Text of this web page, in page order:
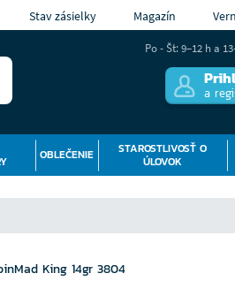
Stav zásielky Magazín
a
OBLEČENIE
STAROSTLIVOSŤ O
ÚLOVOK
Po - Št: 9–12 h a
King 14gr 3804